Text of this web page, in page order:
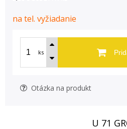
na tel. vyžiadanie
ks
Otázka na produkt
U 71